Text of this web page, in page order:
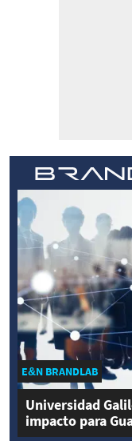
E&N BRANDLAB
Universidad
impacto para